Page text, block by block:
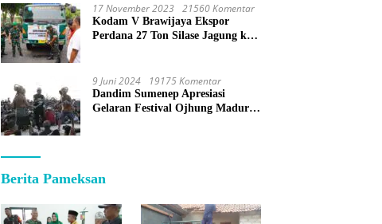
17 November 2023 21560 Komentar
Kodam V Brawijaya Ekspor
Perdana 27 Ton Silase Jagung ke
9 Juni 2024 19175 Komentar
Dandim Sumenep Apresiasi
Gelaran Festival Ojhung Madura
Berita Pameksan